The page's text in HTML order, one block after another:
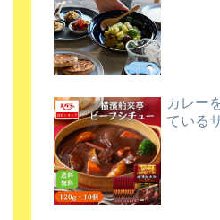
カレー
ている